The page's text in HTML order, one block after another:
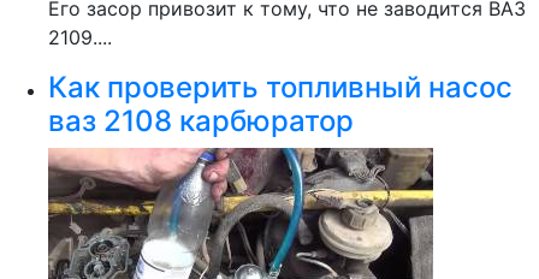
Его засор привозит к тому, что не заводится ВАЗ
2109....
Как проверить топливный насос
ваз 2108 карбюратор